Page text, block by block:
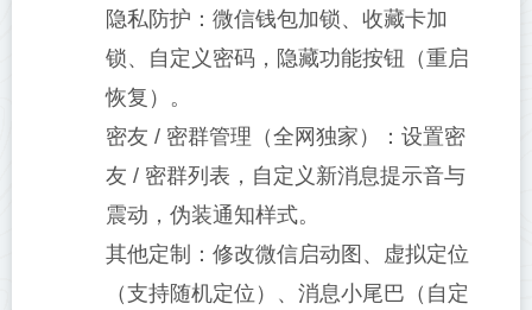
隐私防护：微信钱包加锁、收藏卡加
锁、自定义密码，隐藏功能按钮（重启
恢复）。
密友 / 密群管理（全网独家）：设置密
友 / 密群列表，自定义新消息提示音与
震动，伪装通知样式。
其他定制：修改微信启动图、虚拟定位
（支持随机定位）、消息小尾巴（自定